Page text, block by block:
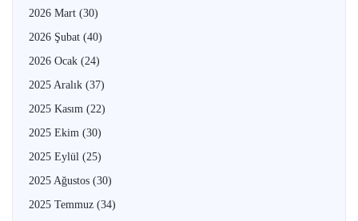
2026 Mart (30)
2026 Şubat (40)
2026 Ocak (24)
2025 Aralık (37)
2025 Kasım (22)
2025 Ekim (30)
2025 Eylül (25)
2025 Ağustos (30)
2025 Temmuz (34)